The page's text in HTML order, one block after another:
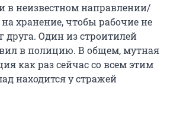
в неизвестном направлении/
хранение, чтобы рабочие не
друга. Один из строитилей
в полицию. В общем, мутная
как раз сейчас со всем этим
находится у стражей